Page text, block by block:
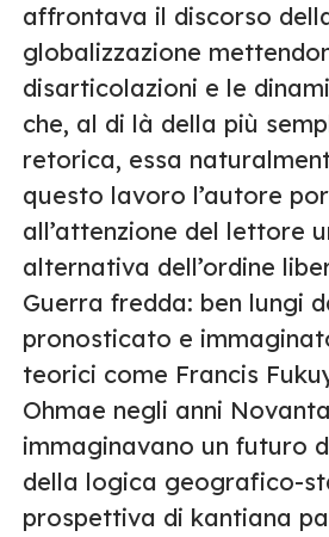
affrontava il discorso
globalizzazione
disarticolazioni e le
che, al di là della più
retorica, essa
questo lavoro l’autore
all’attenzione del lettore
alternativa dell’ordine
Guerra fredda: ben lungi
pronosticato e
teorici come Francis
Ohmae negli anni
immaginavano un futuro
della logica geografico-
prospettiva di kantiana